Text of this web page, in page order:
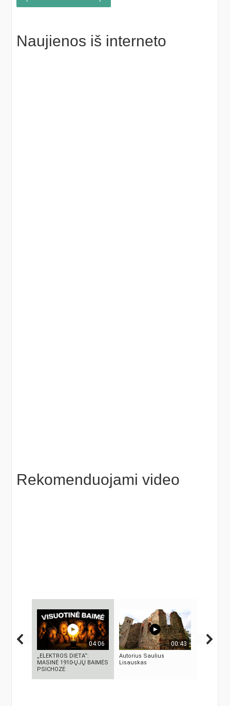
Naujienos iš interneto
Rekomenduojami video
04:06
„ELEKTROS DIETA“:
MASINĖ 1910-ŲJŲ BAIMĖS
PSICHOZĖ
00:43
Autorius Saulius
Lisauskas